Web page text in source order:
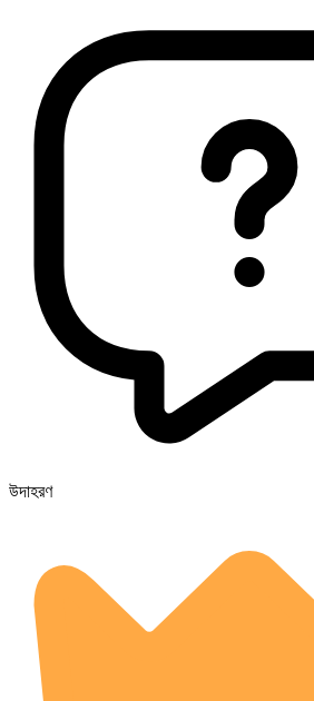
উদাহরণ